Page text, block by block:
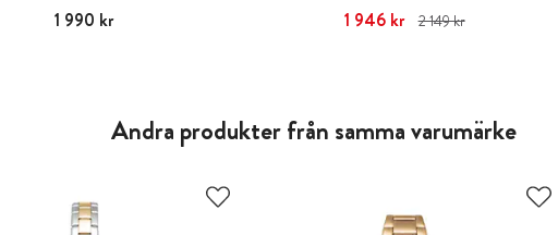
Pris :1 990 kr
1 990 kr
Nuvarande pris: 1 946 krTidigare pris
1 946 kr 2 149 kr
Andra produkter från samma varumärke